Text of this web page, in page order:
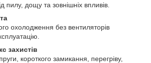
пилу, дощу та зовнішніх впливів.
охолодження без вентиляторів
захистів
короткого замикання, перегріву,